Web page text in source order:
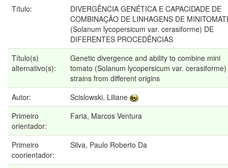
Título:
DIVERGÊNCIA GENÉTICA E CAPACIDADE DE
COMBINAÇÃO DE LINHAGENS DE
(Solanum lycopersicum var. cerasiforme) DE
DIFERENTES PROCEDÊNCIAS
Título(s)
alternativo(s):
Genetic divergence and ability to combine mini
tomato (Solanum lycopersicum var. cerasiforme)
strains from different origins
Autor:
Scislowski, Liliane
Primeiro
orientador:
Faria, Marcos Ventura
Primeiro
coorientador:
Silva, Paulo Roberto Da